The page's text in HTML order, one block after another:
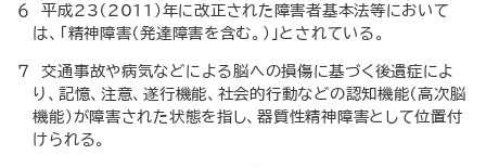
６ 平成23（2011）年に改正された障害者基本法等において
は、「精神障害（発達障害を含む。）」とされている。
７ 交通事故や病気などによる脳への損傷に基づく後遺症によ
り、記憶、注意、遂行機能、社会的行動などの認知機能（高次脳
機能）が障害された状態を指し、器質性精神障害として位置付
けられる。